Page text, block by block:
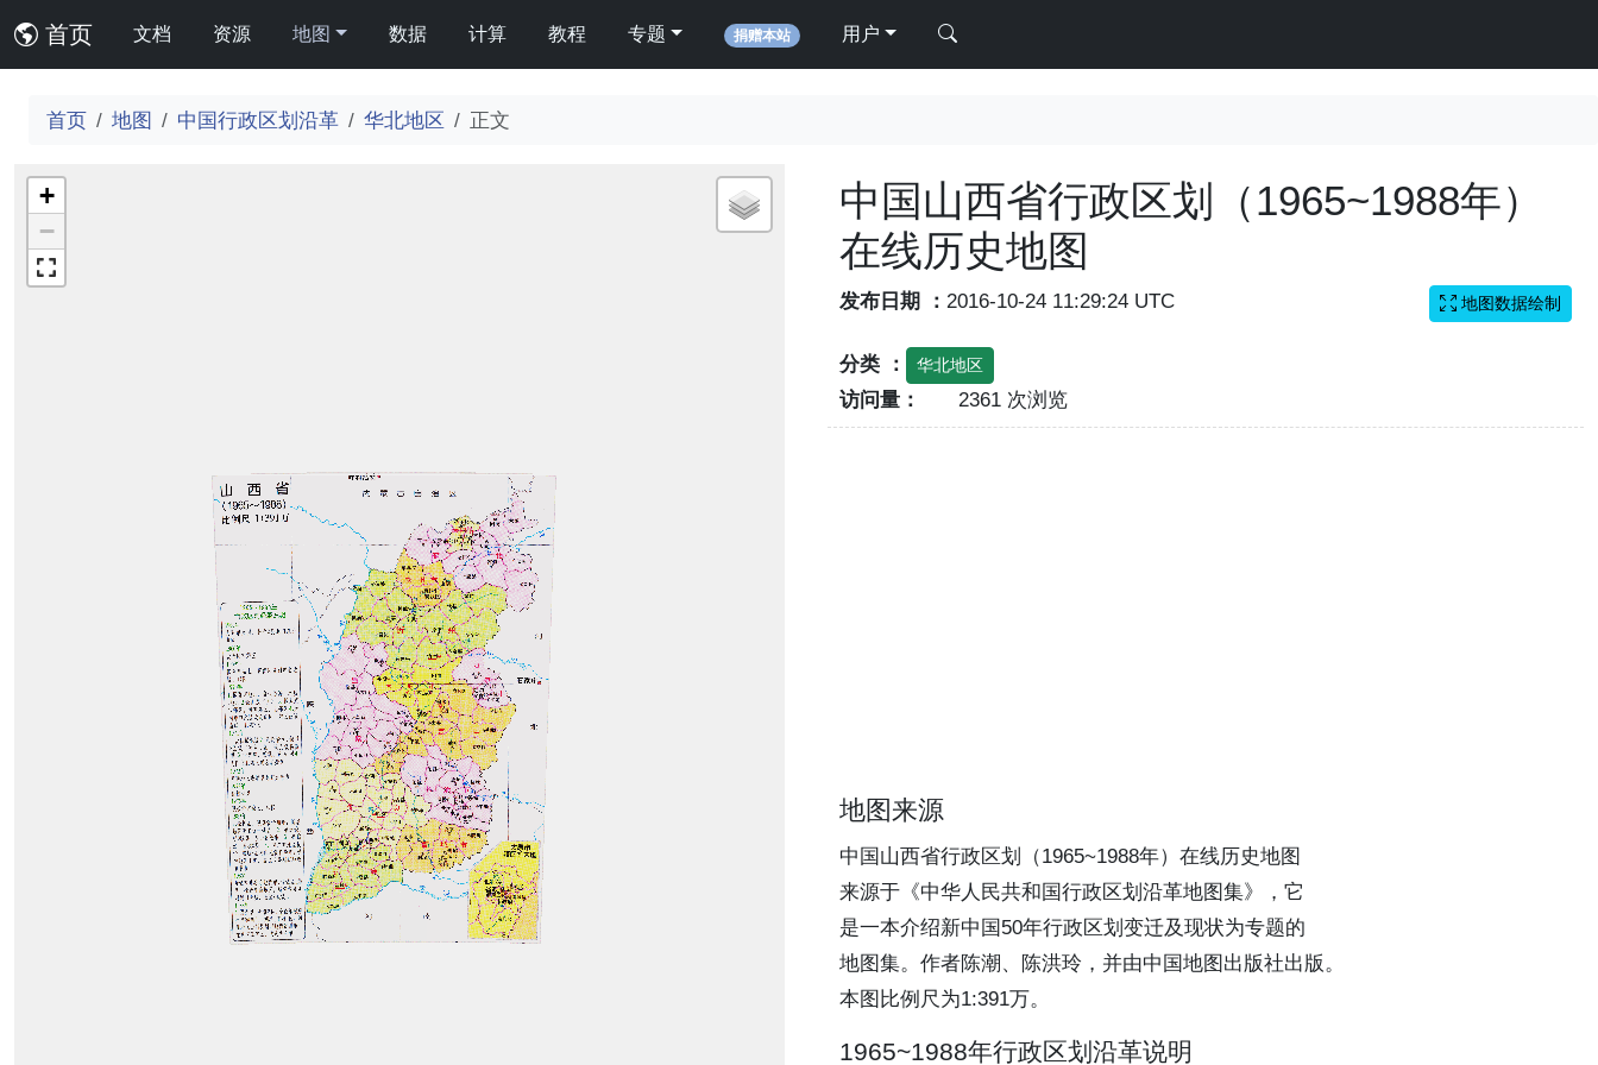
首页 文档 资源 地图 数据 计算 教程 专题 捐赠本站 用户
首页 地图 中国行政区划沿革 华北地区 正文
+
−
中国山西省行政区划（1965~1988年）
在线历史地图
发布日期 ： 2016-10-24 11:29:24 UTC
分类 ： 华北地区
访问量： 2361 次浏览
地图数据绘制
地图来源
中国山西省行政区划（1965~1988年）在线历史地图
来源于《中华人民共和国行政区划沿革地图集》，它
是一本介绍新中国50年行政区划变迁及现状为专题的
地图集。作者陈潮、陈洪玲，并由中国地图出版社出版。
本图比例尺为1:391万。
1965~1988年行政区划沿革说明